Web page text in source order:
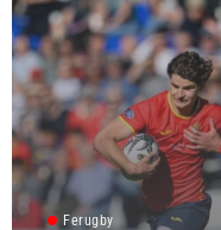
Ferugby